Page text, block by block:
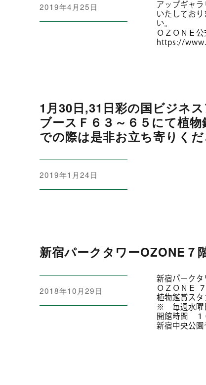
アップギャ
いたしてお
い。
ＯＺＯＮＥ公
https://
投
日:
2019年4月25日
1月30日,31日彩の国ビジネ
ブースＦ６３～６５にて植
での際は是非お立ち寄りくだ
投
日:
2019年1月24日
新宿パークタワーOZONE７
新宿パーク
ＯＺＯＮＥ
植物鑑賞ス
※ 毎週水曜
開館時間 １
新宿中央公園
投
日:
2018年10月29日